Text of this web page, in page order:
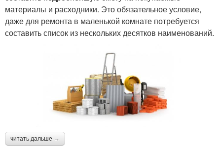
материалы и расходники. Это обязательное условие,
даже для ремонта в маленькой комнате потребуется
составить список из нескольких десятков наименований.
читать дальше →